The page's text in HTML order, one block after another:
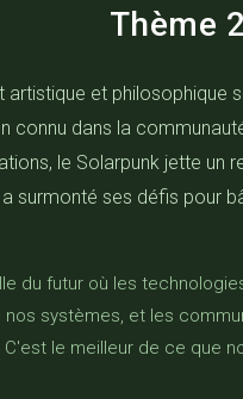
Thème
artistique et philosophique
connu dans la
le Solarpunk jette un
surmonté ses défis pour
du futur où les
nos systèmes, et les
C'est le meilleur de ce que